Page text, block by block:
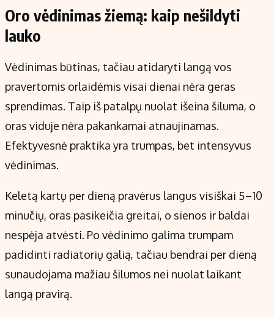
Oro vėdinimas žiemą: kaip nešildyti
lauko
Vėdinimas būtinas, tačiau atidaryti langą vos
pravertomis orlaidėmis visai dienai nėra geras
sprendimas. Taip iš patalpų nuolat išeina šiluma, o
oras viduje nėra pakankamai atnaujinamas.
Efektyvesnė praktika yra trumpas, bet intensyvus
vėdinimas.
Keletą kartų per dieną pravėrus langus visiškai 5–10
minučių, oras pasikeičia greitai, o sienos ir baldai
nespėja atvėsti. Po vėdinimo galima trumpam
padidinti radiatorių galią, tačiau bendrai per dieną
sunaudojama mažiau šilumos nei nuolat laikant
langą pravirą.